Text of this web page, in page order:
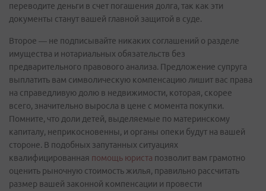
переводите деньги в счет погашения долга, так как эти
документы станут вашей главной защитой в суде.
Второе — не подписывайте никаких соглашений о разделе
имущества и нотариальных обязательств без
предварительного правового анализа. Предложение супруга
выплатить вам символическую компенсацию лишит вас права
на справедливую долю в недвижимости, которая, скорее
всего, значительно выросла в цене с момента покупки.
Помните, что доли детей, выделяемые по материнскому
капиталу, неприкосновенны, и органы опеки будут на вашей
стороне. В подобных запутанных ситуациях
квалифицированная помощь юриста позволит вам грамотно
оценить рыночную стоимость жилья, правильно рассчитать
размер вашей законной компенсации и провести